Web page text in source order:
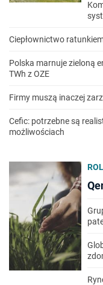
Ciepłownictwo
Polska marnuje zieloną
TWh z OZE
Firmy muszą inaczej
Cefic: potrzebne są
możliwościach